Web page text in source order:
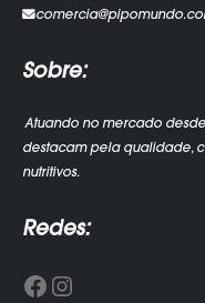
Sobre:
Atuando no mercado
destacam pela qualidade,
nutritivos.
Redes:
Facebook Instagram